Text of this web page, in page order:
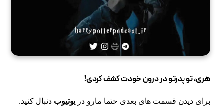
هری، تو پدرتو در درون خودت کشف کردی!
برای دیدن قسمت های بعدی حتما مارو دریوتیوب دنبال کنید.